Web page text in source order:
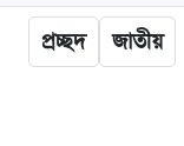
প্রচ্ছদ জাতীয়